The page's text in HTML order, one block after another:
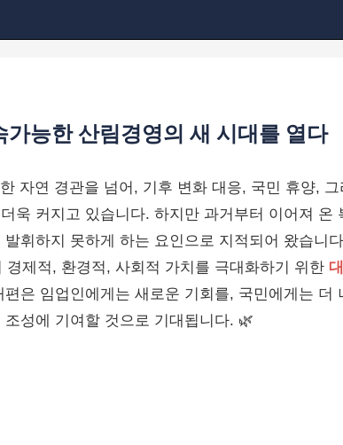
능한 산림경영의 새 시대를 열다
자연 경관을 넘어, 기후 변화 대응, 국민 휴양, 그
욱 커지고 있습니다. 하지만 과거부터 이어져 온
휘하지 못하게 하는 요인으로 지적되어 왔습니
제적, 환경적, 사회적 가치를 극대화하기 위한
은 임업인에게는 새로운 기회를, 국민에게는 더
성에 기여할 것으로 기대됩니다. 🌿